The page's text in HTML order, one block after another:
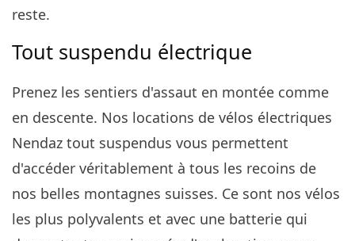
reste.
Tout suspendu électrique
Prenez les sentiers d'assaut en montée comme
en descente. Nos locations de vélos électriques
Nendaz tout suspendus vous permettent
d'accéder véritablement à tous les recoins de
nos belles montagnes suisses. Ce sont nos vélos
les plus polyvalents et avec une batterie qui